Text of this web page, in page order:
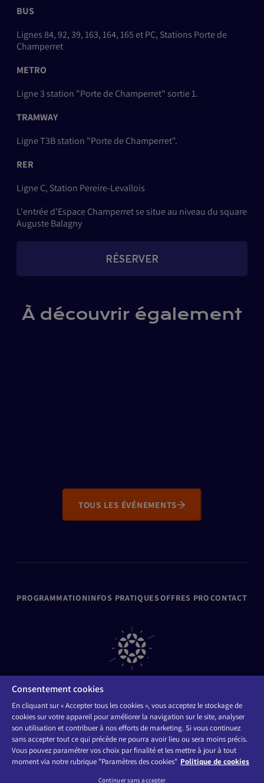
BUS
Lignes 84, 92, 39, 163, 164, 165 et PC, Stations Porte de
Champerret
METRO
Ligne 3 station "Porte de Champerret" sortie 1.
TRAMWAY
Ligne T3B station "Porte de Champerret".
RER
Ligne C, Station Pereire-Levallois
L'entrée d'Espace Champerret se situe au niveau du square
Auguste Balagny
RÉSERVER
À découvrir également
TOUS LES ÉVÉNEMENTS
CONTACT
PROGRAMMATIONINFOS PRATIQUESOFFRES PROCONTACT
ORGANISATEURSFAQ
Mentions légalesPolitique de Confidentialité & Politique Cookies
Accessibilité : non conforme
Consentement cookies
En cliquant sur « Accepter tous les cookies », vous acceptez le stockage de
cookies sur votre appareil pour améliorer la navigation sur le site, analyser
son utilisation et contribuer à nos efforts de marketing. Si vous continuez
sans accepter tout ce qui précède ne pourra avoir lieu ou sera moins précis.
Vous pouvez paramétrer vos choix par finalité et les mettre à jour à tout
moment via notre rubrique "Paramètres des cookies" Politique de cookies
Continuer sans accepter